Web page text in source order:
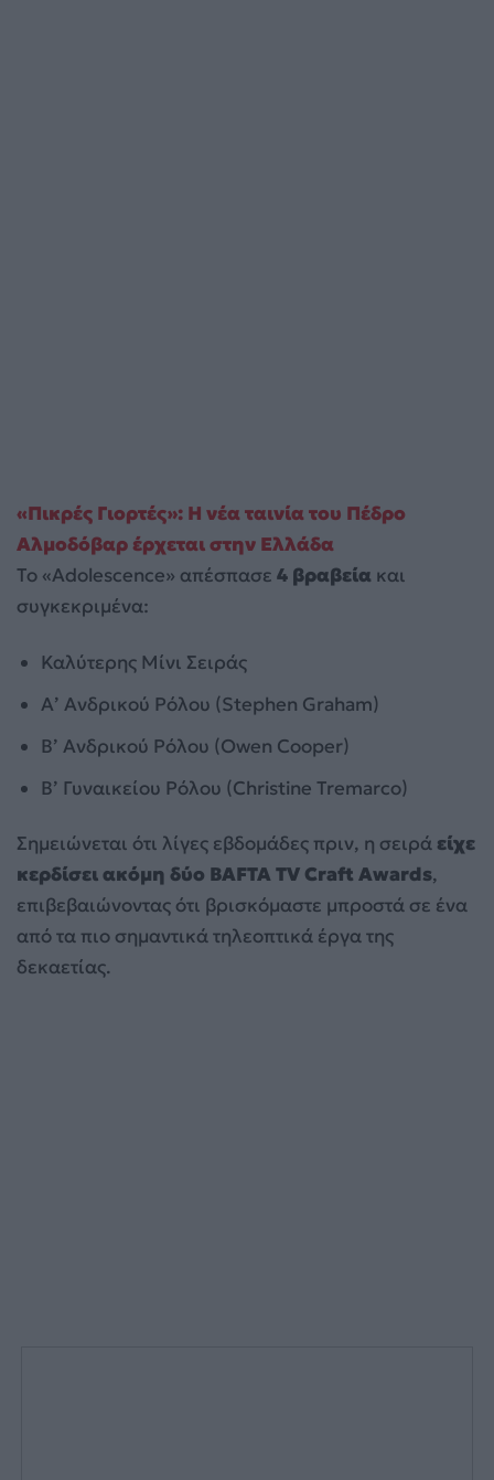
«Πικρές Γιορτές»: Η νέα ταινία του Πέδρο
Αλμοδόβαρ έρχεται στην Ελλάδα
Το «Adolescence» απέσπασε 4 βραβεία και
συγκεκριμένα:
Καλύτερης Μίνι Σειράς
Α’ Ανδρικού Ρόλου (Stephen Graham)
Β’ Ανδρικού Ρόλου (Owen Cooper)
Β’ Γυναικείου Ρόλου (Christine Tremarco)
Σημειώνεται ότι λίγες εβδομάδες πριν, η σειρά είχε
κερδίσει ακόμη δύο BAFTA TV Craft Awards,
επιβεβαιώνοντας ότι βρισκόμαστε μπροστά σε ένα
από τα πιο σημαντικά τηλεοπτικά έργα της
δεκαετίας.